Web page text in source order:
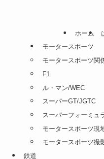
ホーム
モータースポーツ
モータースポーツ関
F1
ル・マン/WEC
スーパーGT/JGTC
スーパーフォーミュ
モータースポーツ現
モータースポーツ撮
鉄道